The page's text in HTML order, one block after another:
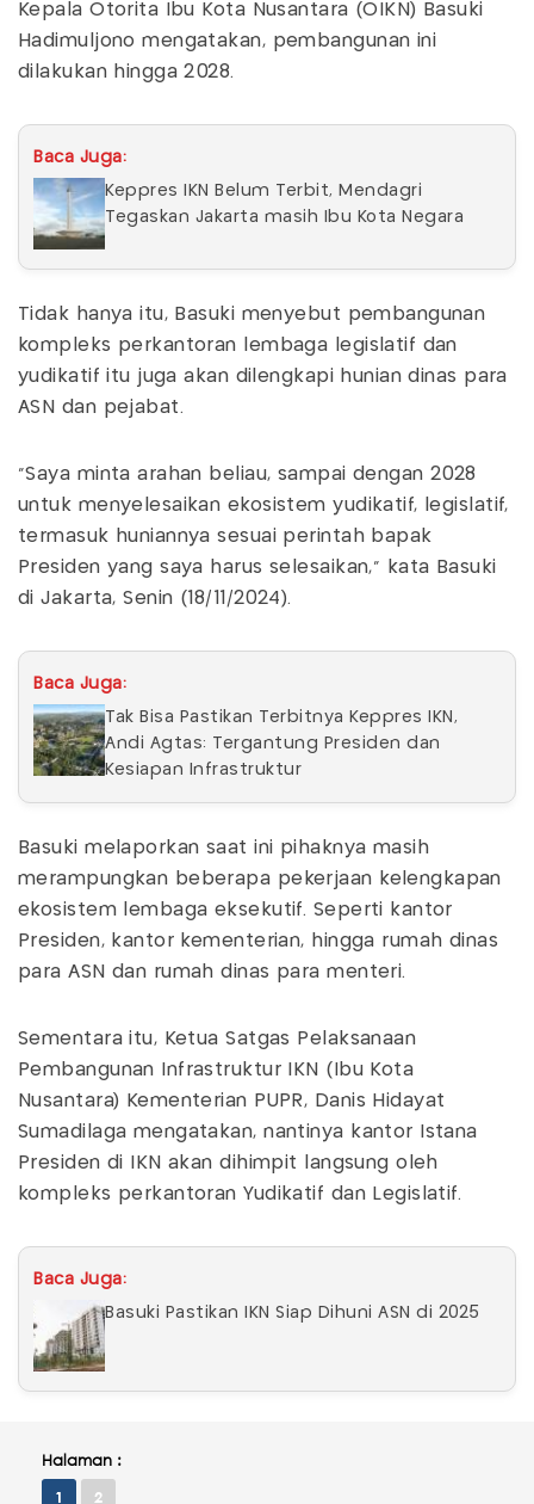
Kepala Otorita Ibu Kota Nusantara (OIKN) Basuki
Hadimuljono mengatakan, pembangunan ini
dilakukan hingga 2028.
Baca Juga:
Keppres IKN Belum Terbit, Mendagri
Tegaskan Jakarta masih Ibu Kota Negara
Tidak hanya itu, Basuki menyebut pembangunan
kompleks perkantoran lembaga legislatif dan
yudikatif itu juga akan dilengkapi hunian dinas para
ASN dan pejabat.
"Saya minta arahan beliau, sampai dengan 2028
untuk menyelesaikan ekosistem yudikatif, legislatif,
termasuk huniannya sesuai perintah bapak
Presiden yang saya harus selesaikan," kata Basuki
di Jakarta, Senin (18/11/2024).
Baca Juga:
Tak Bisa Pastikan Terbitnya Keppres IKN,
Andi Agtas: Tergantung Presiden dan
Kesiapan Infrastruktur
Basuki melaporkan saat ini pihaknya masih
merampungkan beberapa pekerjaan kelengkapan
ekosistem lembaga eksekutif. Seperti kantor
Presiden, kantor kementerian, hingga rumah dinas
para ASN dan rumah dinas para menteri.
Sementara itu, Ketua Satgas Pelaksanaan
Pembangunan Infrastruktur IKN (Ibu Kota
Nusantara) Kementerian PUPR, Danis Hidayat
Sumadilaga mengatakan, nantinya kantor Istana
Presiden di IKN akan dihimpit langsung oleh
kompleks perkantoran Yudikatif dan Legislatif.
Baca Juga:
Basuki Pastikan IKN Siap Dihuni ASN di 2025
Halaman :
1 2